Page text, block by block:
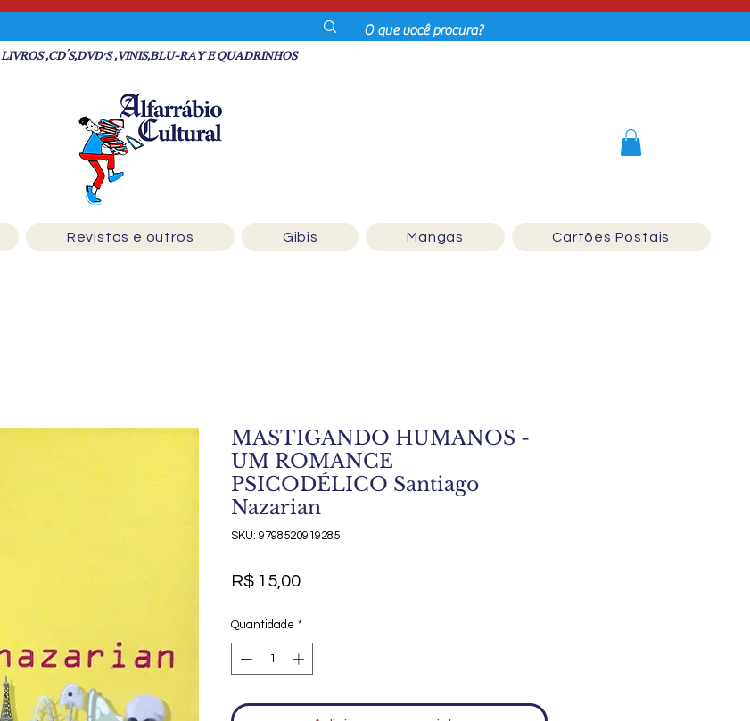
LIVROS ,CD´S,DVD'S ,VINIS,BLU-RAY E QUADRINHOS
Revistas e outros Gibis Mangas Cartões Postais
MASTIGANDO HUMANOS -
UM ROMANCE
PSICODÉLICO Santiago
Nazarian
SKU: 9798520919285
R$ 15,00Preço
Quantidade *